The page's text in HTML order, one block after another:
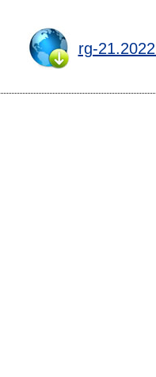
rg-